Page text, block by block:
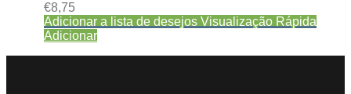
€8,75
Adicionar a lista de desejos Visualização Rápida
Adicionar